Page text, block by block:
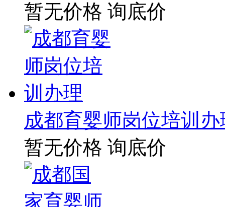
暂无价格 询底价
成都育婴师岗位培训办
暂无价格 询底价